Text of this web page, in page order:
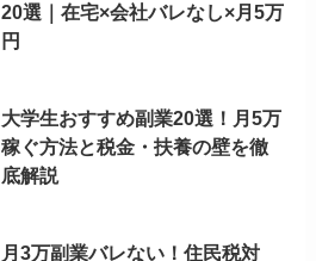
20選｜在宅×会社バレなし×月5万
円
大学生おすすめ副業20選！月5万
稼ぐ方法と税金・扶養の壁を徹
底解説
月3万副業バレない！住民税対